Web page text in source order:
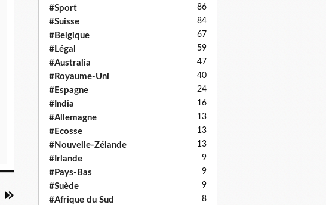
#Sport 86
#Suisse 84
#Belgique 67
#Légal 59
#Australia 47
#Royaume-Uni 40
#Espagne 24
#India 16
#Allemagne 13
#Ecosse 13
#Nouvelle-Zélande 13
#Irlande 9
#Pays-Bas 9
#Suède 9
#Afrique du Sud 8